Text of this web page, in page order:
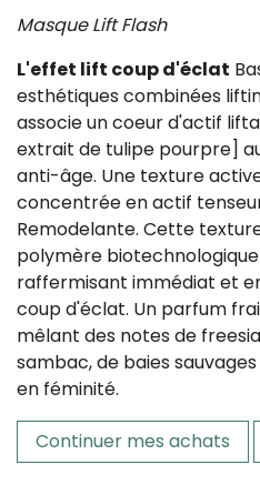
Masque Lift Flash
L'effet lift coup d'éclat
esthétiques combinées
associe un coeur d'actif
extrait de tulipe pourpre]
anti-âge. Une texture
concentrée en actif
Remodelante. Cette
polymère
raffermisant immédiat et
coup d'éclat. Un parfum
mêlant des notes de
sambac, de baies
en féminité.
Continuer mes achats